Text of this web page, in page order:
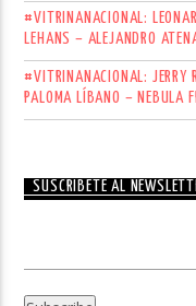
#VITRINANACIONAL:
LEHANS – ALEJANDRO
#VITRINANACIONAL: JERRY
PALOMA LÍBANO – NEBULA
SUSCRÍBETE AL